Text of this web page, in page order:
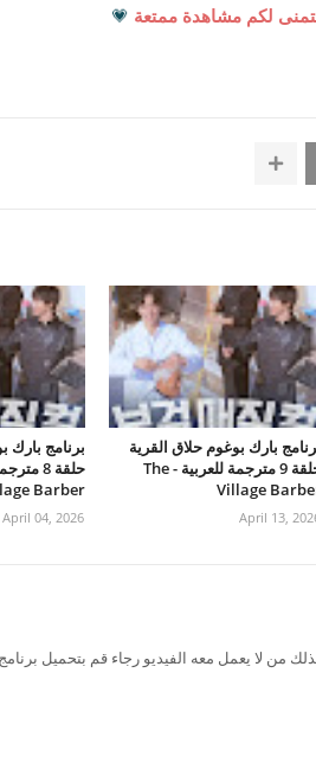
لكم مشاهدة ممتعة 💗
بارك بوغوم حلاق القرية
حلقة 9 مترجمة للعربية - The
Village
April 13,
برنامج بارك
Barber
April 04, 2026